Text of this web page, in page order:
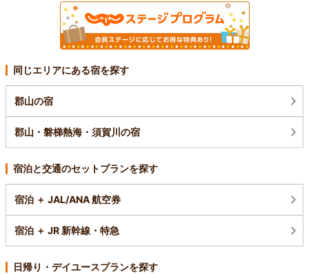
同じエリアにある宿を探す
郡山の宿
郡山・磐梯熱海・須賀川の宿
宿泊と交通のセットプランを探す
宿泊 ＋ JAL/ANA 航空券
宿泊 ＋ JR 新幹線・特急
日帰り・デイユースプランを探す